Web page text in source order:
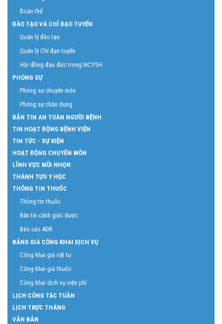
Đoàn thể
ĐÀO TẠO VÀ CHỈ ĐẠO TUYẾN
Quản lý đào tạo
Quản lý Chỉ đạo tuyến
Hội đồng đạo đức trong NCYSH
PHÓNG SỰ
Phóng sự chuyên môn
Phóng sự chân dung
BẢN TIN AN TOÀN NGƯỜI BỆNH
TIN HOẠT ĐỘNG BỆNH VIỆN
TIN TỨC - SỰ KIỆN
HOẠT ĐỘNG CHUYÊN MÔN
LĨNH VỰC MŨI NHỌN
THÀNH TỰU Y HỌC
THÔNG TIN THUỐC
Thông tin thuốc
Bản tin cảnh giác dược
Báo cáo ADR
BẢNG GIÁ CÔNG KHAI DỊCH VỤ
Công khai giá vật tư
Công khai giá thuốc
Công khai dịch vụ viện phí
LỊCH CÔNG TÁC TUẦN
LỊCH TRỰC THÁNG
VĂN BẢN